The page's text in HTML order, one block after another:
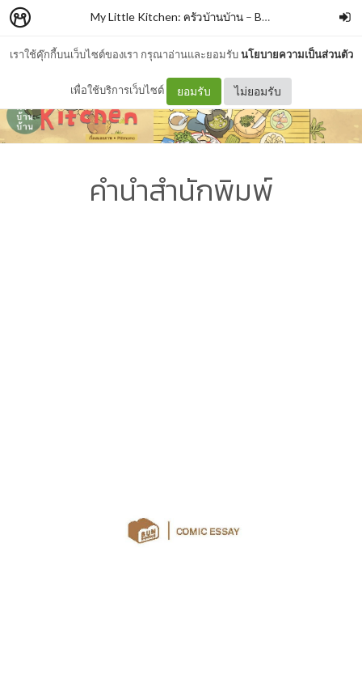
เราใช้คุ๊กกี้บนเว็บไซต์ของเรา กรุณาอ่านและยอมรับนโยบายความเป็นส่วนตัว
เพื่อใช้บริการเว็บไซต์ ยอมรับ ไม่ยอมรับ
My Little Kitchen: ครัวบ้านบ้าน – BUNBOOKISH
คำนำสำนักพิมพ์